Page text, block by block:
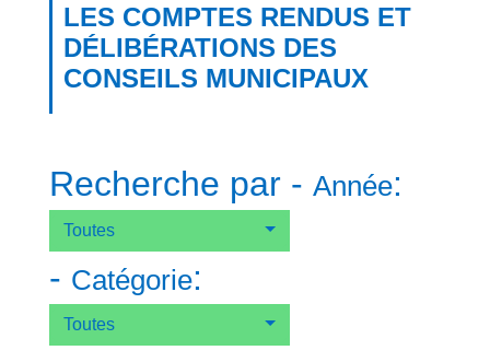
LES COMPTES RENDUS ET
DÉLIBÉRATIONS DES
CONSEILS MUNICIPAUX
Recherche par - Année:
Toutes
- Catégorie:
Toutes